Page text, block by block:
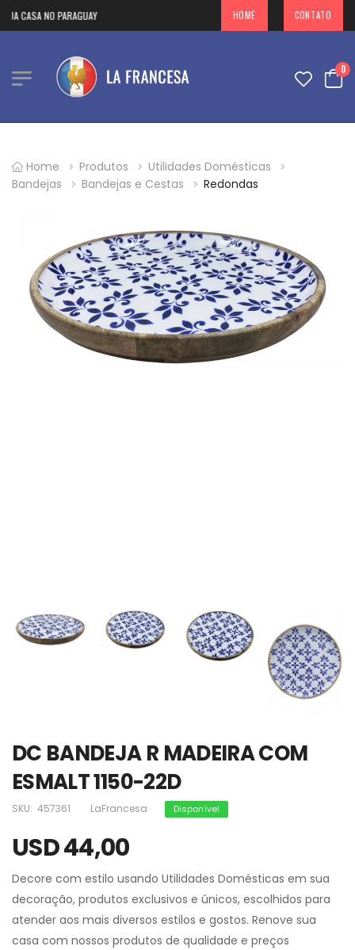
CASA NO PARAGUAY HOME CONTATO
0
Home Produtos
Utilidades Domésticas
Bandejas
Bandejas e Cestas Redondas
DC BANDEJA R MADEIRA COM
ESMALT 1150-22D
SKU: 457361 LaFrancesa Disponível
USD 44,00
Decore com estilo usando Utilidades Domésticas em sua
decoração, produtos exclusivos e únicos, escolhidos para
atender aos mais diversos estilos e gostos. Renove sua
casa com nossos produtos de qualidade e preços